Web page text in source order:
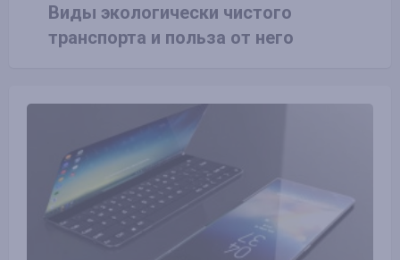
Виды экологически чистого
транспорта и польза от него